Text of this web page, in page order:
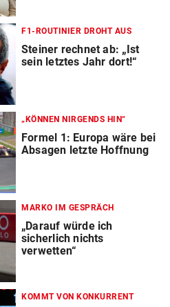
F1-ROUTINIER DROHT AUS
Steiner rechnet ab: „Ist
sein letztes Jahr dort!“
„KÖNNEN NIRGENDS HIN“
Formel 1: Europa wäre bei
Absagen letzte Hoffnung
MARKO IM GESPRÄCH
„Darauf würde ich
sicherlich nichts
verwetten“
KOMMT VON KONKURRENT